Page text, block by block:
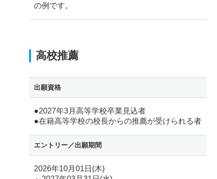
の例です。
高校推薦
出願資格
●2027年3月高等学校卒業見込者
●在籍高等学校の校長からの推薦が受けられる者
エントリー／出願期間
2026年10月01日(木)